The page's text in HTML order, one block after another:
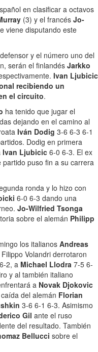
en clasificar a octavos
(3) y el francés Jo-
viene disputando este
y el número uno del
serán el finlandés Jarkko
Ivan Ljubicic
recibiendo un
el circuito.
ha tenido que jugar el
dejando en el camino al
Iván Dodig 3-6 6-3 6-1
Dodig en primera
Ivan Ljubicic 6-0 6-3. El ex
puso fin a su carrera
ronda y lo hizo con
6-0 6-3 dando una
Jo-Wilfried Tsonga
sobre el alemán Philipp
los italianos Andreas
Volandri derrotaron
2, a Michael Llodra 7-5 6-
y al también italiano
a Novak Djokovic
del alemán Florian
3-6 6-1 6-3. Asimismo
Gil ante el ruso
del resultado. También
Bellucci sobre el